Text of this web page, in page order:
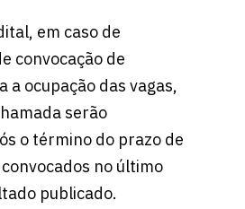
em caso de
convocação de
a ocupação das vagas,
serão
o término do prazo de
no último
publicado.